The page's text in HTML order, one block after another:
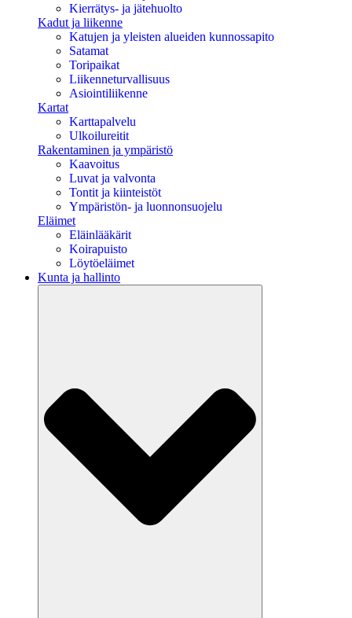
Kierrätys- ja jätehuolto
Kadut ja liikenne
Katujen ja yleisten alueiden kunnossapito
Satamat
Toripaikat
Liikenneturvallisuus
Asiointiliikenne
Kartat
Karttapalvelu
Ulkoilureitit
Rakentaminen ja ympäristö
Kaavoitus
Luvat ja valvonta
Tontit ja kiinteistöt
Ympäristön- ja luonnonsuojelu
Eläimet
Eläinlääkärit
Koirapuisto
Löytöeläimet
Kunta ja hallinto